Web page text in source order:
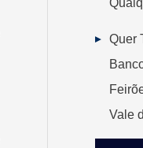
Quer
Vale